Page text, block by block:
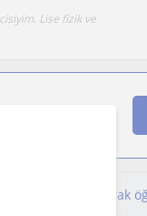
Lise fizik ve